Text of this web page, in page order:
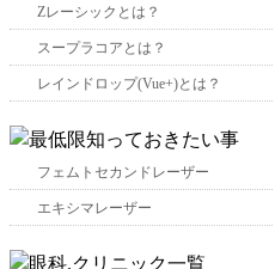
Zレーシックとは？
スープラコアとは？
レインドロップ(Vue+)とは？
フェムトセカンドレーザー
エキシマレーザー